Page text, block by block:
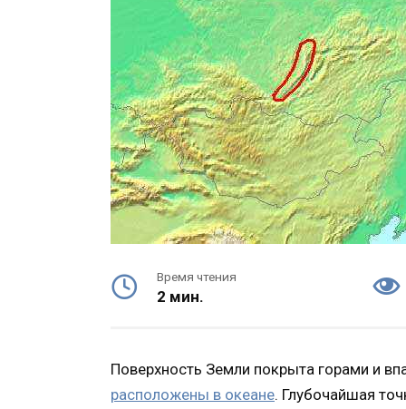
Время чтения
2 мин.
Поверхность Земли покрыта горами и
расположены в океане. Глубочайшая